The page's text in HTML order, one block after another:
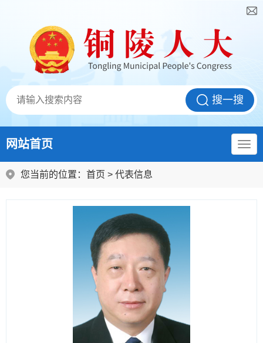
网站首页
您当前的位置： 首页 > 代表信息